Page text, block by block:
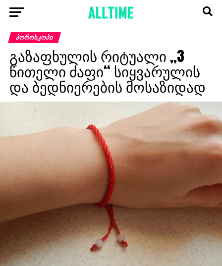
ᲰᲝᲠᲝᲡᲙᲝᲞᲘ
გაზაფხულის რიტუალი „3
წითელი ძაფი“ სიყვარულის
და ბედნიერების მოსაზიდად